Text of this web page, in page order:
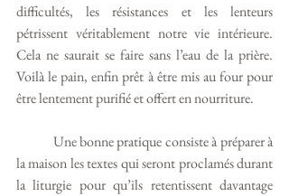
difficultés, les résistances et les lenteurs
pétrissent véritablement notre vie intérieure.
Cela ne saurait se faire sans l’eau de la prière.
Voilà le pain, enfin prêt à être mis au four pour
être lentement purifié et offert en nourriture.
la maison les textes qui seront proclamés durant
la liturgie pour qu’ils retentissent davantage